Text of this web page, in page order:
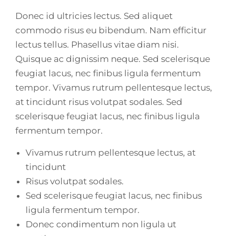
Donec id ultricies lectus. Sed aliquet
commodo risus eu bibendum. Nam efficitur
lectus tellus. Phasellus vitae diam nisi.
Quisque ac dignissim neque. Sed scelerisque
feugiat lacus, nec finibus ligula fermentum
tempor. Vivamus rutrum pellentesque lectus,
at tincidunt risus volutpat sodales. Sed
scelerisque feugiat lacus, nec finibus ligula
fermentum tempor.
Vivamus rutrum pellentesque lectus, at
tincidunt
Risus volutpat sodales.
Sed scelerisque feugiat lacus, nec finibus
ligula fermentum tempor.
Donec condimentum non ligula ut